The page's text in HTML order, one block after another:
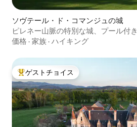
ソヴテール・ド・コマンジュの城
ピレネー山脈の特別な城、プール付き
価格 · 家族 · ハイキング
大好評のゲストチョイスです。
ゲストチョイス